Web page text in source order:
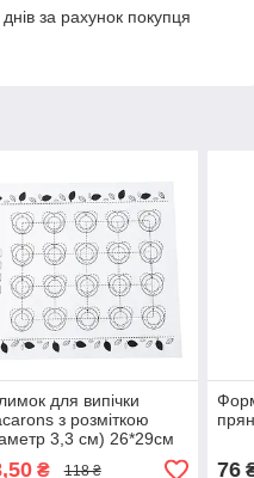
за рахунок покупця
для випічки
з розміткою
3,3 см) 26*29см
₴ 118 ₴ 76